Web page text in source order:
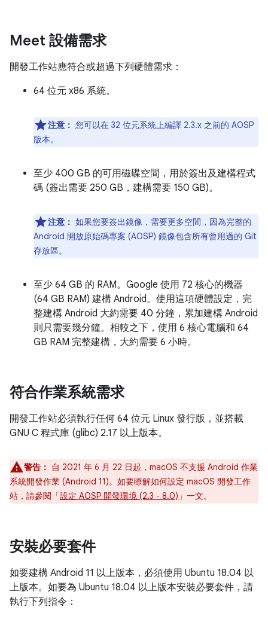
Meet 設備需求
開發工作站應符合或超過下列硬體需求：
64 位元 x86 系統。
注意： 您可以在 32 位元系統上編譯 2.3.x 之前的 AOSP
版本。
至少 400 GB 的可用磁碟空間，用於簽出及建構程式
碼 (簽出需要 250 GB，建構需要 150 GB)。
注意： 如果您要簽出鏡像，需要更多空間，因為完整的
Android 開放原始碼專案 (AOSP) 鏡像包含所有曾用過的 Git
存放區。
至少 64 GB 的 RAM。Google 使用 72 核心的機器
(64 GB RAM) 建構 Android。使用這項硬體設定，完
整建構 Android 大約需要 40 分鐘，累加建構 Android
則只需要幾分鐘。相較之下，使用 6 核心電腦和 64
GB RAM 完整建構，大約需要 6 小時。
符合作業系統需求
開發工作站必須執行任何 64 位元 Linux 發行版，並搭載
GNU C 程式庫 (glibc) 2.17 以上版本。
警告：
自 2021 年 6 月 22 日起，macOS 不支援 Android 作業
系統開發作業 (Android 11)。如要瞭解如何設定 macOS 開發工作
站，請參閱「設定 AOSP 開發環境 (2.3 - 8.0) 」一文。
安裝必要套件
如要建構 Android 11 以上版本，必須使用 Ubuntu 18.04 以
上版本。如要為 Ubuntu 18.04 以上版本安裝必要套件，請
執行下列指令：